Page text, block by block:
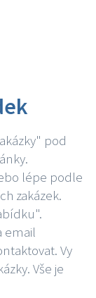
pod
lépe podle
zakázek.
email
Vy
Vše je